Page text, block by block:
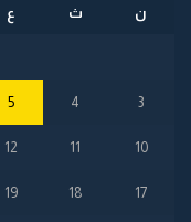
ن ث ع
3
4
5
10
11
12
17
18
19